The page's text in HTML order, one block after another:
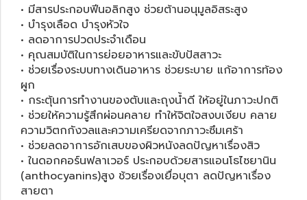
• มีสารประกอบฟีนอลิกสูง ช่วยต้านอนุมูลอิสระสูง
• บำรุงเลือด บำรุงหัวใจ
• ลดอาการปวดประจำเดือน
• คุณสมบัติในการย่อยอาหารและขับปัสสาวะ
• ช่วยเรื่องระบบทางเดินอาหาร ช่วยระบาย แก้อาการท้อง
ผูก
• กระตุ้นการทำงานของตับและถุงน้ำดี ให้อยู่ในภาวะปกติ
• ช่วยให้ความรู้สึกผ่อนคลาย ทำให้จิตใจสงบเงียบ คลาย
ความวิตกกังวลและความเครียดจากภาวะซึมเศร้า
• ช่วยลดอาการอักเสบของผิวหนังลดปัญหาเรื่องสิว
• ในดอกคอร์นฟลาเวอร์ ประกอบด้วยสารแอนโธไซยานิน
(anthocyanins)สูง ช้วยเรื่องเยื่อบุตา ลดปัญหาเรื่อง
สายตา